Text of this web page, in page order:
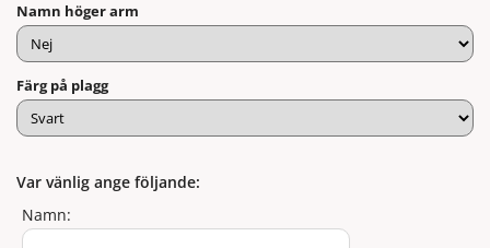
Namn höger arm
Färg på plagg
Var vänlig ange följande:
Namn: